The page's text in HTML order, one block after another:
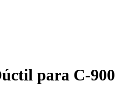
para C-900